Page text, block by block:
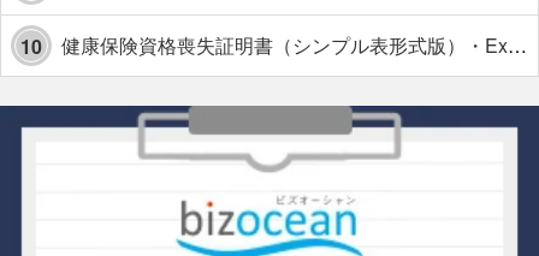
10 健康保険資格喪失証明書（シンプル表形式版）・Excel【見本付き】